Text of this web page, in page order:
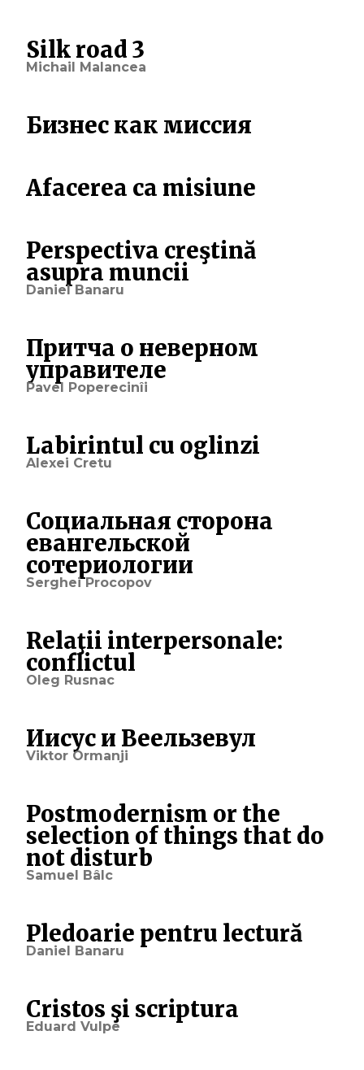
Silk road 3
Michail Malancea
Бизнес как миссия
Afacerea ca misiune
Perspectiva creştină
asupra muncii
Daniel Banaru
Притча о неверном
управителе
Pavel Poperecinîi
Labirintul cu oglinzi
Alexei Cretu
Социальная сторона
евангельской
сотериологии
Serghei Procopov
Relaţii interpersonale:
conflictul
Oleg Rusnac
Иисус и Веельзевул
Viktor Ormanji
Postmodernism or the
selection of things that do
not disturb
Samuel Bâlc
Pledoarie pentru lectură
Daniel Banaru
Cristos şi scriptura
Eduard Vulpe